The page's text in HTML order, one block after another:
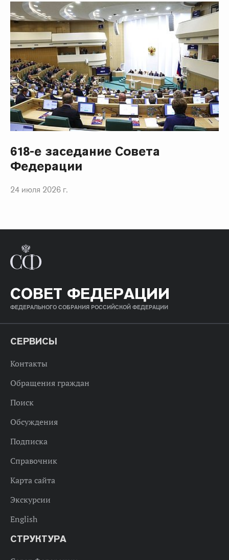
618-е заседание Совета
Федерации
24 июля 2026 г.
СОВЕТ ФЕДЕРАЦИИ
ФЕДЕРАЛЬНОГО СОБРАНИЯ РОССИЙСКОЙ ФЕДЕРАЦИИ
СЕРВИСЫ
Контакты
Обращения граждан
Поиск
Обсуждения
Подписка
Справочник
Карта сайта
Экскурсии
English
СТРУКТУРА